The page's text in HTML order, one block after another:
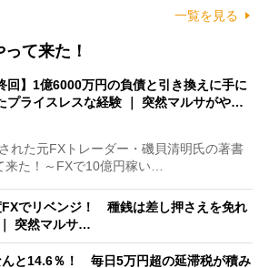
一覧を見る
て来た！
回】1億6000万円の負債と引き換えに手に
プライスレスな経験 ｜ 突然マルサがや…
れた元FXトレーダー・磯貝清明氏の著書
来た！～FXで10億円稼い…
FXでリベンジ！ 種銭は差し押さえを免れ
突然マルサ…
んと14.6％！ 毎日5万円超の延滞税が積み